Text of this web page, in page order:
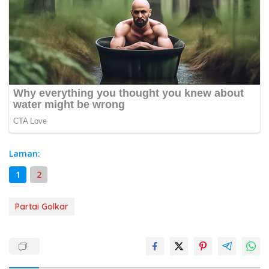
Laman:
1
2
Partai Golkar